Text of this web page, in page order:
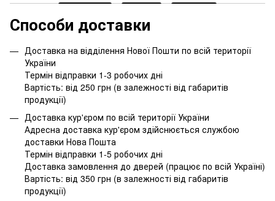
Способи доставки
Доставка на відділення Нової Пошти по всій території
України
Термін відправки 1-3 робочих дні
Вартість: від 250 грн (в залежності від габаритів
продукції)
Доставка кур'єром по всій території України
Адресна доставка кур'єром здійснюється службою
доставки Нова Пошта
Термін відправки 1-5 робочих дні
Доставка замовлення до дверей (працює по всій Україні)
Вартість: від 350 грн (в залежності від габаритів
продукції)